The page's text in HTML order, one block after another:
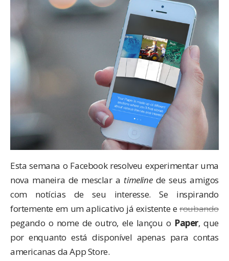
Esta semana o Facebook resolveu experimentar uma
nova maneira de mesclar a timelinede seus amigos
com notícias de seu interesse. Se inspirando
fortemente em um aplicativo já existente eroubando
pegando o nome de outro, ele lançou o Paper, que
por enquanto está disponível apenas para contas
americanas da App Store.